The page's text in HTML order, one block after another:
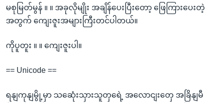
မစုမြတ်မွန် ။ ။ အခုလိုမျိုး အချိန်ပေးပြီးတော့ ဖြေကြားပေးတဲ့
အတွက် ကျေးဇူးအများကြီးတင်ပါတယ်။
ကိုပူတူး ။ ။ ကျေးဇူးပါ။
== Unicode ==
ရနျကုနျမွို့မှာ သဆေုံးသှားသူတှရေဲ့ အလောငျးတှေ အခြိနျမီ